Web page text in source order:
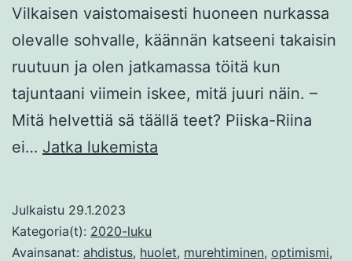
Vilkaisen vaistomaisesti huoneen nurkassa
olevalle sohvalle, käännän katseeni takaisin
ruutuun ja olen jatkamassa töitä kun
tajuntaani viimein iskee, mitä juuri näin. –
Mitä helvettiä sä täällä teet? Piiska-Riina
ei… Jatka lukemista
Julkaistu 29.1.2023
Kategoria(t): 2020-luku
Avainsanat: ahdistus, huolet, murehtiminen, optimismi,